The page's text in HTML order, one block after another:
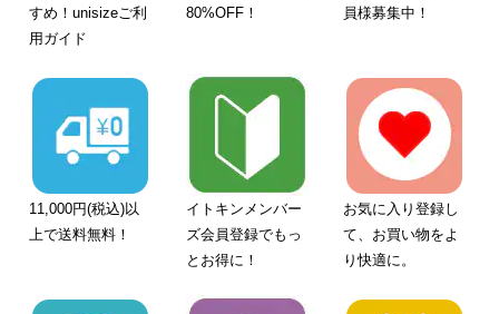
すめ！unisizeご利
用ガイド
80%OFF！
員様募集中！
11,000円(税込)以
上で送料無料！
イトキンメンバー
ズ会員登録でもっ
とお得に！
お気に入り登録し
て、お買い物をよ
り快適に。